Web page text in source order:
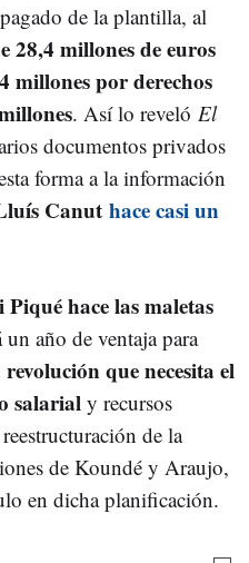
de la plantilla, al
28,4 millones de euros
millones por derechos
. Así lo reveló El
documentos privados
forma a la información
Canut hace casi un
Piqué hace las maletas
un año de ventaja para
que necesita el
salarial y recursos
de la
de Koundé y Araujo,
en dicha planificación.